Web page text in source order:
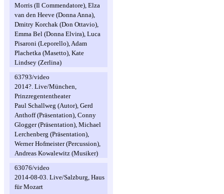
Morris (Il Commendatore), Elza
van den Heeve (Donna Anna),
Dmitry Korchak (Don Ottavio),
Emma Bel (Donna Elvira), Luca
Pisaroni (Leporello), Adam
Plachetka (Masetto), Kate
Lindsey (Zerlina)
63793/video
2014?. Live/München,
Prinzregententheater
Paul Schallweg (Autor), Gerd
Anthoff (Präsentation), Conny
Glogger (Präsentation), Michael
Lerchenberg (Präsentation),
Werner Hofmeister (Percussion),
Andreas Kowalewitz (Musiker)
63076/video
2014-08-03. Live/Salzburg, Haus
für Mozart